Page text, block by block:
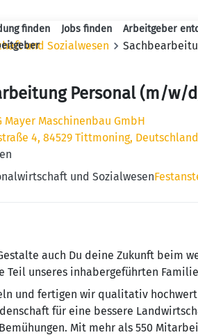
Haupt-
finden Jobs finden Arbeitgeber
und Sozialwesen
Personal (m/w/
Mayer Maschinenbau GmbH
4, 84529 Tittmoning, Deutschland
:
und Sozialwesen
auch Du deine Zukunft beim
Teil unseres inhabergeführten
und fertigen wir qualitativ
für eine bessere
Mit mehr als 550